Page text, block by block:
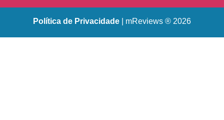
Política de Privacidade | mReviews ® 2026